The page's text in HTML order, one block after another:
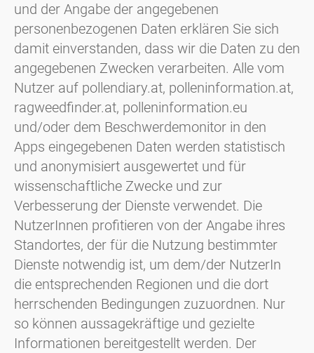
und der Angabe der angegebenen
personenbezogenen Daten erklären Sie sich
damit einverstanden, dass wir die Daten zu den
angegebenen Zwecken verarbeiten. Alle vom
Nutzer auf pollendiary.at, polleninformation.at,
ragweedfinder.at, polleninformation.eu
und/oder dem Beschwerdemonitor in den
Apps eingegebenen Daten werden statistisch
und anonymisiert ausgewertet und für
wissenschaftliche Zwecke und zur
Verbesserung der Dienste verwendet. Die
NutzerInnen profitieren von der Angabe ihres
Standortes, der für die Nutzung bestimmter
Dienste notwendig ist, um dem/der NutzerIn
die entsprechenden Regionen und die dort
herrschenden Bedingungen zuzuordnen. Nur
so können aussagekräftige und gezielte
Informationen bereitgestellt werden. Der